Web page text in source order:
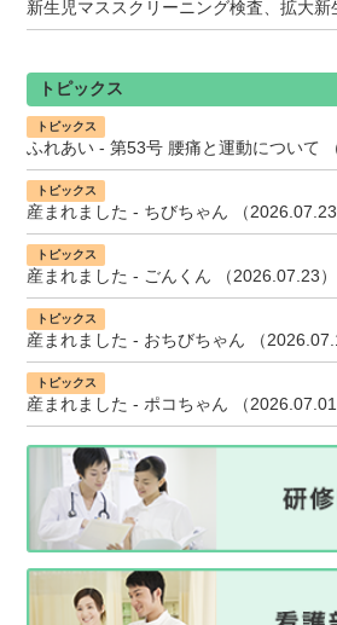
トピックス
トピックス
ふれあい -第53号 腰痛と運動について
トピックス
産まれました - ちびちゃん （2026.07.23
トピックス
産まれました - ごんくん （2026.07.23）
トピックス
産まれました - おちびちゃん （
トピックス
産まれました - ポコちゃん （2026.07.01